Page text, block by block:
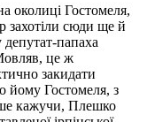
околиці Гостомеля,
захотіли сюди ще й
папаха
це ж
закидати
йому Гостомеля, з
кажучи, Плешко